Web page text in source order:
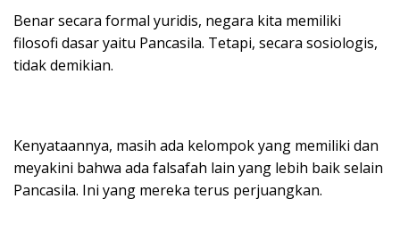
Benar secara formal yuridis, negara kita memiliki
filosofi dasar yaitu Pancasila. Tetapi, secara sosiologis,
tidak demikian.
Kenyataannya, masih ada kelompok yang memiliki dan
meyakini bahwa ada falsafah lain yang lebih baik selain
Pancasila. Ini yang mereka terus perjuangkan.